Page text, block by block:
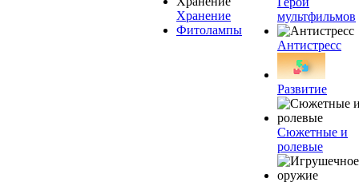
Хранение
Фитолампы
мультфильмов
Антистресс
Развитие
Сюжетные и
ролевые